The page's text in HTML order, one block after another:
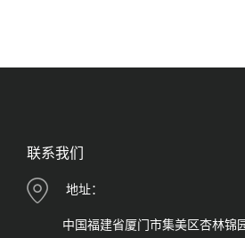
联系我们
地址：
中国福建省厦门市集美区杏林锦